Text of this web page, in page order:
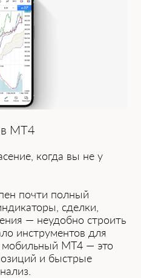
MT4
когда вы не у
почти полный
сделки,
— неудобно строить
инструментов для
мобильный MT4 — это
и быстрые